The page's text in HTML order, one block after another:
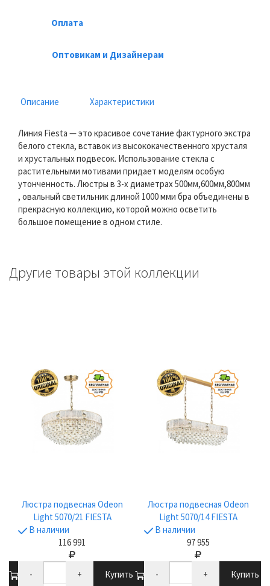
Оплата
Оптовикам и Дизайнерам
Описание Характеристики
Линия Fiesta — это красивое сочетание фактурного экстра
белого стекла, вставок из высококачественного хрусталя
и хрустальных подвесок. Использование стекла с
растительными мотивами придает моделям особую
утонченность. Люстры в 3-х диаметрах 500мм,600мм,800мм
, овальный светильник длиной 1000 мми бра объединены в
прекрасную коллекцию, которой можно осветить
большое помещение в одном стиле.
Другие товары этой коллекции
Люстра подвесная Odeon
Light 5070/21 FIESTA
В наличии
116 991
- + Купить
Люстра подвесная Odeon
Light 5070/14 FIESTA
В наличии
97 955
- + Купить